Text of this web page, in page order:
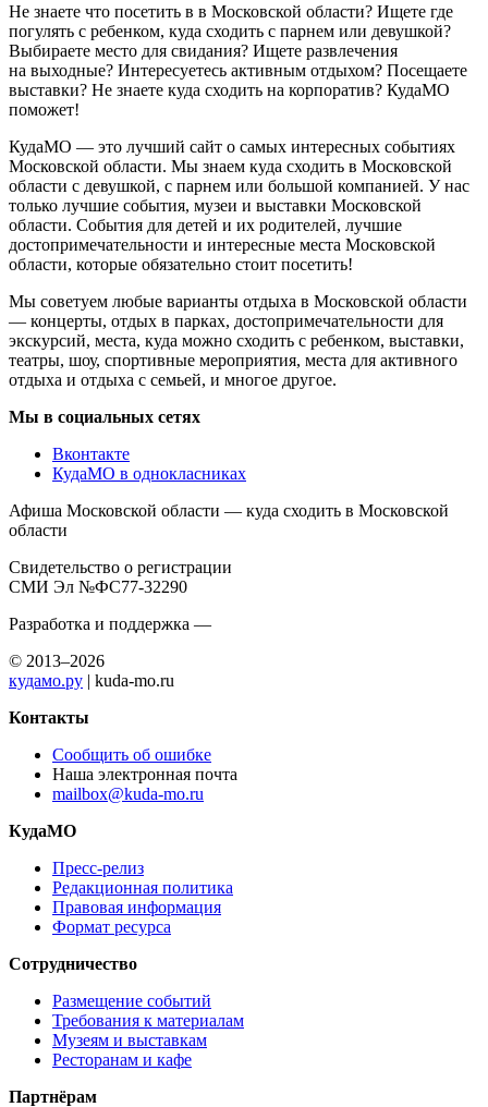
Не знаете что посетить в в Московской области? Ищете где
погулять с ребенком, куда сходить с парнем или девушкой?
Выбираете место для свидания? Ищете развлечения
на выходные? Интересуетесь активным отдыхом? Посещаете
выставки? Не знаете куда сходить на корпоратив? КудаМО
поможет!
КудаМО — это лучший сайт о самых интересных событиях
Московской области. Мы знаем куда сходить в Московской
области с девушкой, с парнем или большой компанией. У нас
только лучшие события, музеи и выставки Московской
области. События для детей и их родителей, лучшие
достопримечательности и интересные места Московской
области, которые обязательно стоит посетить!
Мы советуем любые варианты отдыха в Московской области
— концерты, отдых в парках, достопримечательности для
экскурсий, места, куда можно сходить с ребенком, выставки,
театры, шоу, спортивные мероприятия, места для активного
отдыха и отдыха с семьей, и многое другое.
Мы в социальных сетях
Вконтакте
КудаМО в однокласниках
Афиша Московской области — куда сходить в Московской
области
Свидетельство о регистрации
СМИ Эл №ФС77-32290
Разработка и поддержка —
© 2013–2026
кудамо.ру | kuda-mo.ru
Контакты
Сообщить об ошибке
Наша электронная почта
mailbox@kuda-mo.ru
КудаМО
Пресс-релиз
Редакционная политика
Правовая информация
Формат ресурса
Сотрудничество
Размещение событий
Требования к материалам
Музеям и выставкам
Ресторанам и кафе
Партнёрам